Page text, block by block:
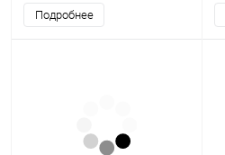
Подробнее